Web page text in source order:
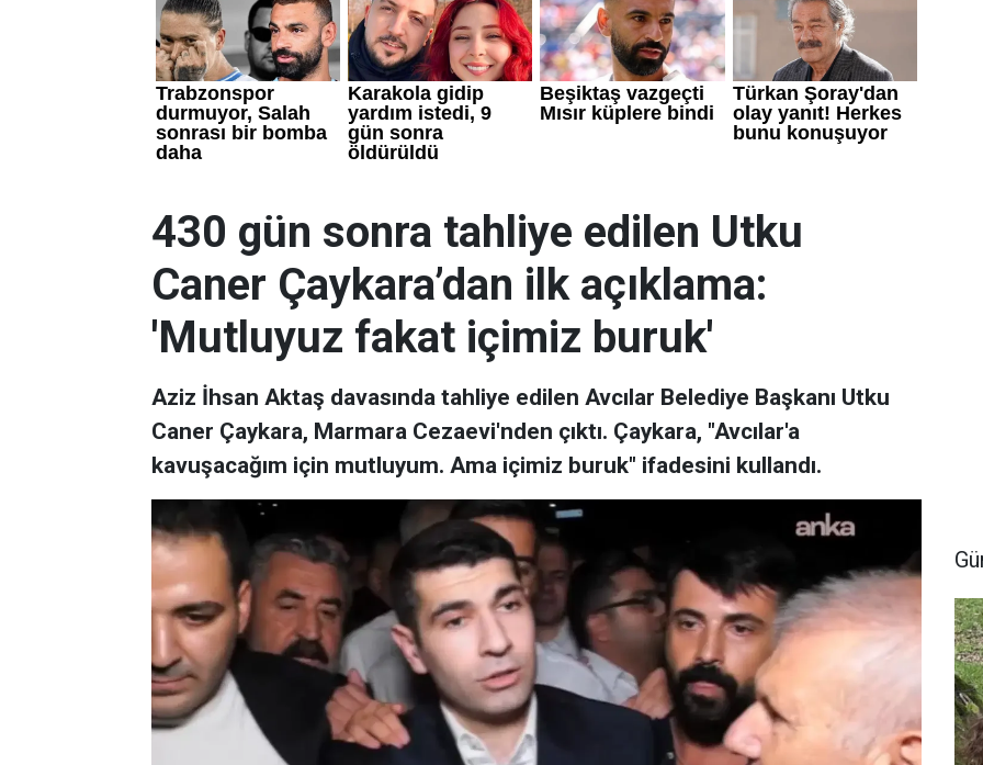
430 gün sonra tahliye edilen Utku
Caner Çaykara’dan ilk açıklama:
'Mutluyuz fakat içimiz buruk'
Aziz İhsan Aktaş davasında tahliye edilen Avcılar Belediye Başkanı Utku
Caner Çaykara, Marmara Cezaevi'nden çıktı. Çaykara, "Avcılar'a
kavuşacağım için mutluyum. Ama içimiz buruk" ifadesini kullandı.